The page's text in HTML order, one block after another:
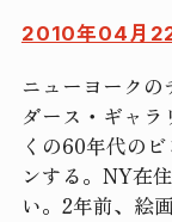
2010年04月
ニューヨーク
ダース・ギャ
くの60年代の
ンする。NY在
い。2年前、絵